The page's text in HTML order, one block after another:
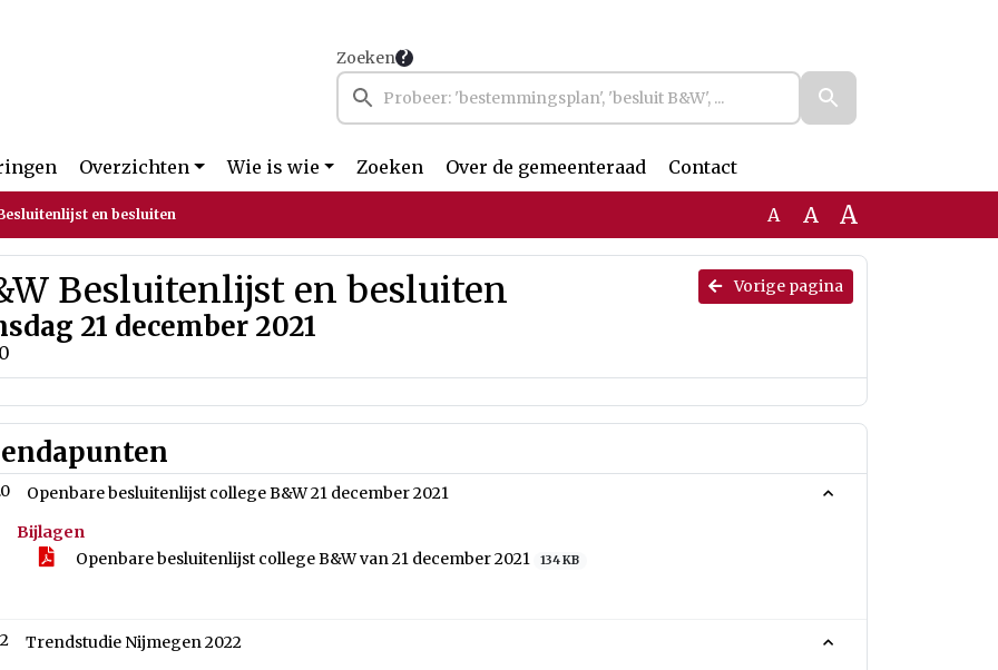
Zoeken
Overzichten Wie is wie Zoeken Over de gemeenteraad Contact
en besluiten A A A
Vorige pagina
Besluitenlijst en besluiten
21 december 2021
Openbare besluitenlijst college B&W 21 december 2021
Bijlagen
Openbare besluitenlijst college B&W van 21 december 2021
134 KB
Trendstudie Nijmegen 2022